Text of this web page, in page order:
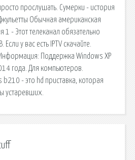
прослушать. Сумерки - история
Обычная американская
1 - Этот телеканал обязательно
у вас есть IPTV скачайте.
Поддержка Windows XP
года. Для компьютеров.
b210 - это hd приставка, которая
устаревших.